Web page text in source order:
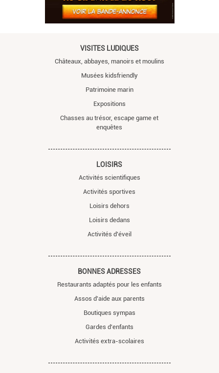
VISITES LUDIQUES
Châteaux, abbayes, manoirs et moulins
Musées kidsfriendly
Patrimoine marin
Expositions
Chasses au trésor, escape game et
enquêtes
LOISIRS
Activités scientifiques
Activités sportives
Loisirs dehors
Loisirs dedans
Activités d'éveil
BONNES ADRESSES
Restaurants adaptés pour les enfants
Assos d'aide aux parents
Boutiques sympas
Gardes d'enfants
Activités extra-scolaires